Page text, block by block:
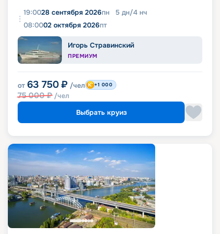
19:0028 сентября 2026пн 5 дн/4 нч
08:0002 октября 2026пт
Игорь Стравинский
ПРЕМИУМ
от 63 750 ₽ /чел
75 000₽ /чел
+1 000
Выбрать круиз